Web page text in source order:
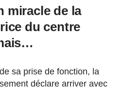
miracle de la
du centre
sa prise de fonction, la
déclare arriver avec